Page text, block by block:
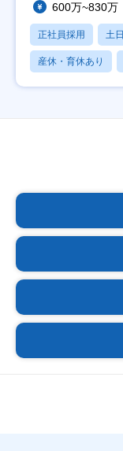
600万~830万
正社員採用 土
産休・育休あり